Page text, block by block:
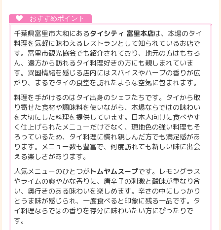
千葉県富里市大和にあるタイシティ 富里本店は、本場のタイ
料理を気軽に味わえるレストランとして知られているお店で
す。富里市観光協会でも紹介されており、地元の方はもちろ
ん、遠方から訪れるタイ料理好きの方にも親しまれていま
す。異国情緒を感じる店内にはスパイスやハーブの香りが広
がり、まるでタイの食堂を訪れたような空気に包まれます。
料理を手がけるのはタイ出身のシェフたちです。タイから取
り寄せた食材や調味料を使いながら、本場ならではの味わい
を大切にした料理を提供しています。日本人向けに食べやす
く仕上げられたメニューだけでなく、現地色の強い料理もそ
ろっているため、タイ料理に慣れ親しんだ方でも満足感があ
ります。メニュー数も豊富で、何度訪れても新しい味に出会
える楽しさがあります。
人気メニューのひとつがトムヤムスープです。レモングラス
やライムの爽やかな香りに、唐辛子の刺激と酸味が重なり合
い、奥行きのある味わいを楽しめます。辛さの中にしっかり
とうま味が感じられ、一度食べると印象に残る一品です。タ
イ料理ならではの香りを存分に味わいたい方にぴったりで
す。